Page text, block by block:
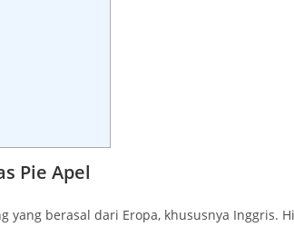
Pie Apel
yang berasal dari Eropa, khususnya Inggris.